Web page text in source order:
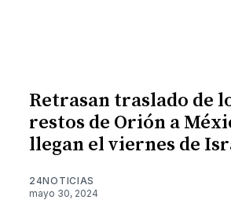
Retrasan traslado de
restos de Orión a
llegan el viernes de
24NOTICIAS
mayo 30, 2024